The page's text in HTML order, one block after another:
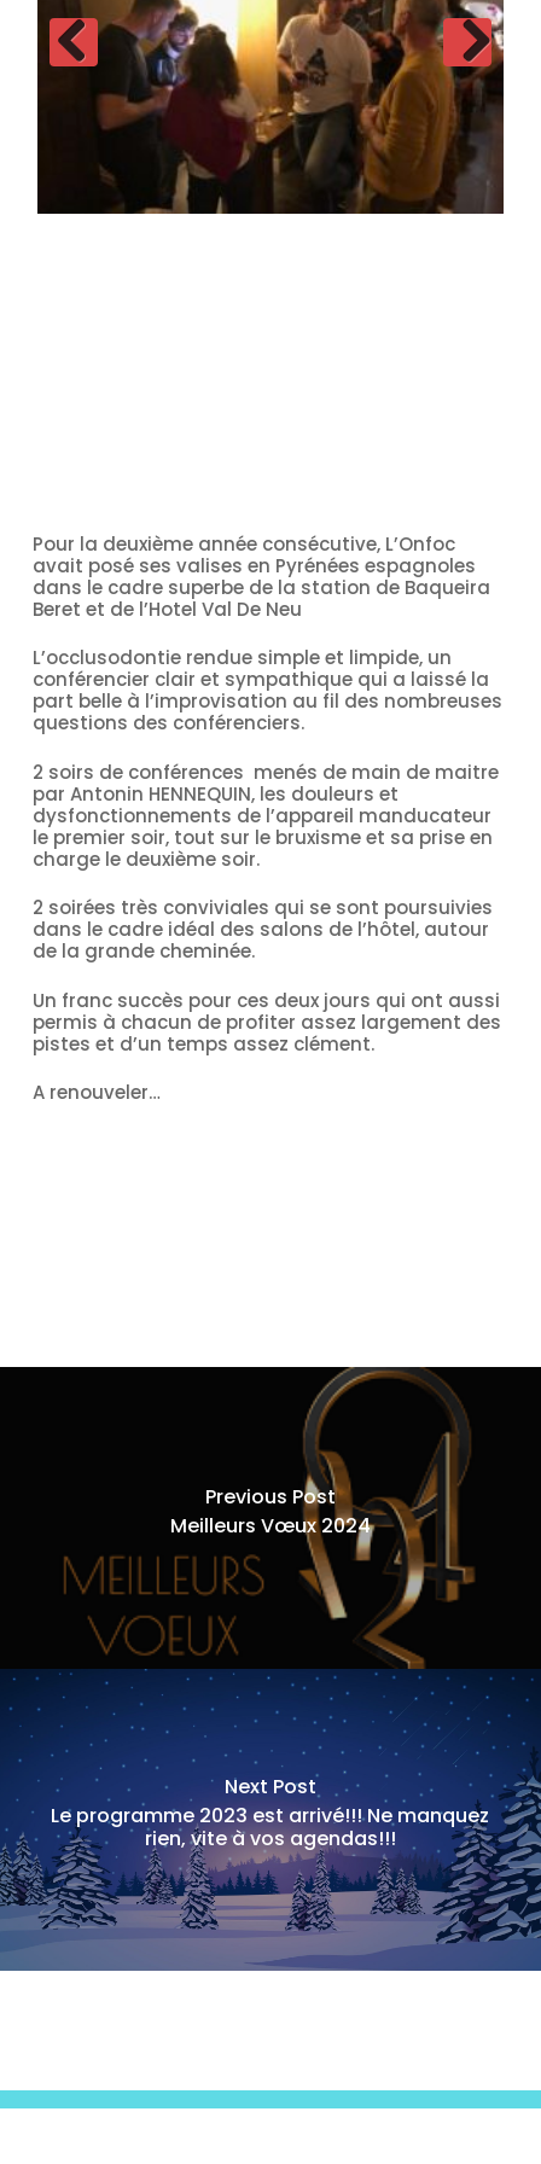
Next
Pour la deuxième année consécutive, L’Onfoc
avait posé ses valises en Pyrénées espagnoles
dans le cadre superbe de la station de Baqueira
Beret et de l’Hotel Val De Neu
L’occlusodontie rendue simple et limpide, un
conférencier clair et sympathique qui a laissé la
part belle à l’improvisation au fil des nombreuses
questions des conférenciers.
2 soirs de conférences menés de main de maitre
par Antonin HENNEQUIN, les douleurs et
dysfonctionnements de l’appareil manducateur
le premier soir, tout sur le bruxisme et sa prise en
charge le deuxième soir.
2 soirées très conviviales qui se sont poursuivies
dans le cadre idéal des salons de l’hôtel, autour
de la grande cheminée.
Un franc succès pour ces deux jours qui ont aussi
permis à chacun de profiter assez largement des
pistes et d’un temps assez clément.
A renouveler…
Previous Post
Meilleurs Vœux 2024
Next Post
Le programme 2023 est arrivé!!! Ne manquez
rien, vite à vos agendas!!!